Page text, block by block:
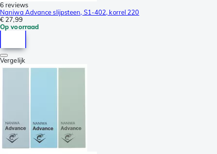
6 reviews
Naniwa Advance slijpsteen, S1-402, korrel 220
€ 27,99
Op voorraad
Vergelijk